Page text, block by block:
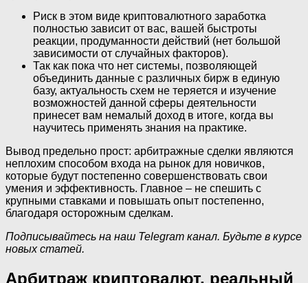
Риск в этом виде криптовалютного заработка
полностью зависит от вас, вашей быстроты
реакции, продуманности действий (нет большой
зависимости от случайных факторов).
Так как пока что нет системы, позволяющей
объединить данные с различных бирж в единую
базу, актуальность схем не теряется и изучение
возможностей данной сферы деятельности
принесет вам немалый доход в итоге, когда вы
научитесь применять знания на практике.
Вывод предельно прост: арбитражные сделки являются
неплохим способом входа на рынок для новичков,
которые будут постепенно совершенствовать свои
умения и эффективность. Главное – не спешить с
крупными ставками и повышать опыт постепенно,
благодаря осторожным сделкам.
Подписывайтесь на наш Telegram канал. Будьте в курсе
новых статей.
Арбитраж криптовалют, реальный